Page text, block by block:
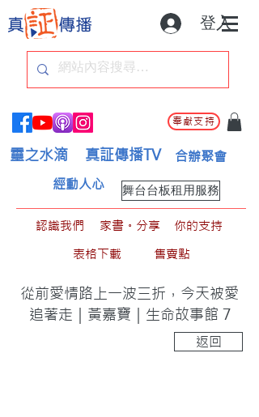
登入
奉獻支持
靈之水滴 真証傳播TV 合辦聚會
舞台台板租用服務
經動人心
認識我們 家書。分享
你的支持
表格下載
售賣點
從前愛情路上一波三折，今天被愛
追著走｜黃嘉寶｜生命故事館 7
返回